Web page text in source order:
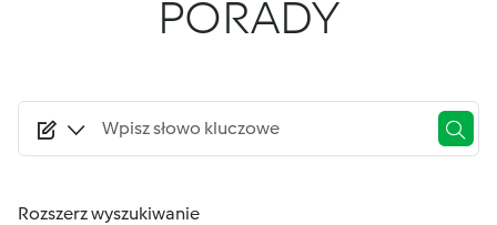
PORADY
Rozszerz wyszukiwanie